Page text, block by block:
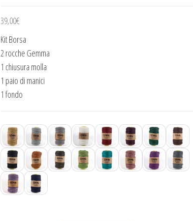
39,00€
Kit Borsa
2 rocche Gemma
1 chiusura molla
1 paio di manici
1 fondo